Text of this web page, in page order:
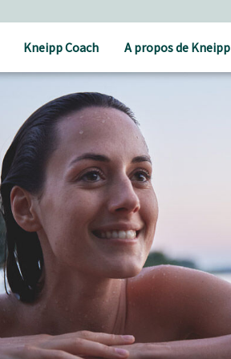
Kneipp Coach A propos de Kneipp